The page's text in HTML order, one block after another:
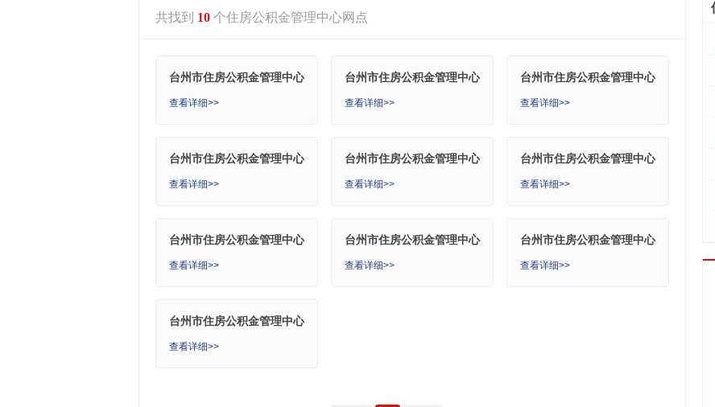
共找到 10 个住房公积金管理中心网点
台州市住房公积金管理中心
三门分中心
查看详细>>
台州市住房公积金管理中心
仙居分中心
查看详细>>
台州市住房公积金管理中心
天台分中心
查看详细>>
台州市住房公积金管理中心
玉环分中心
查看详细>>
台州市住房公积金管理中心
温岭分中心
查看详细>>
台州市住房公积金管理中心
临海分中心
查看详细>>
台州市住房公积金管理中心
路桥分中心
查看详细>>
台州市住房公积金管理中心
黄岩分中心
查看详细>>
台州市住房公积金管理中心
椒江分中心
查看详细>>
台州市住房公积金管理中心
中心业务部
查看详细>>